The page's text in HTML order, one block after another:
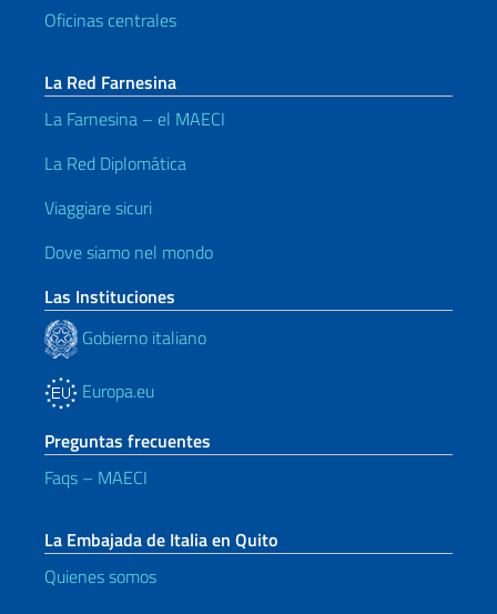
Oficinas centrales
La Red Farnesina
La Farnesina – el MAECI
La Red Diplomática
Viaggiare sicuri
Dove siamo nel mondo
Las Instituciones
Gobierno italiano
Europa.eu
Preguntas frecuentes
Faqs – MAECI
La Embajada de Italia en Quito
Quienes somos